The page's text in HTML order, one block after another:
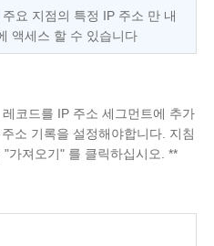
요 지점의 특정 IP 주소 만 내
액세스 할 수 있습니다
코드를 IP 주소 세그먼트에 추가
소 기록을 설정해야합니다. 지침
가져오기" 를 클릭하십시오. **